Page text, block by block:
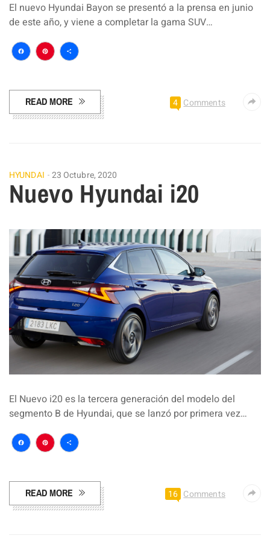
El nuevo Hyundai Bayon se presentó a la prensa en junio
de este año, y viene a completar la gama SUV…
Facebook
Pinterest
Compartir
READ MORE 4 Comments
HYUNDAI 23 Octubre, 2020
Nuevo Hyundai i20
El Nuevo i20 es la tercera generación del modelo del
segmento B de Hyundai, que se lanzó por primera vez…
Facebook
Pinterest
Compartir
READ MORE 16 Comments